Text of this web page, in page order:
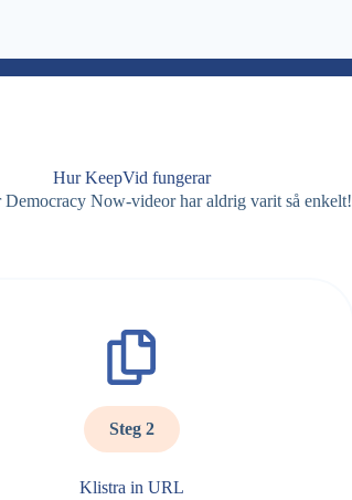
Hur KeepVid fungerar
Democracy Now-videor har aldrig varit så enkelt!
Steg 2
Klistra in URL